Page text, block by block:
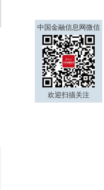
中国金融信息网微信
欢迎扫描关注